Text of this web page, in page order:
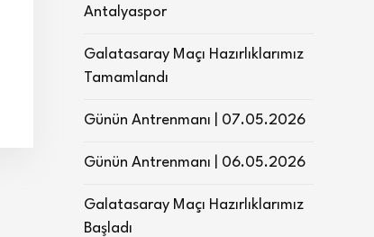
Antalyaspor
Galatasaray Maçı Hazırlıklarımız
Tamamlandı
Günün Antrenmanı | 07.05.2026
Günün Antrenmanı | 06.05.2026
Galatasaray Maçı Hazırlıklarımız
Başladı